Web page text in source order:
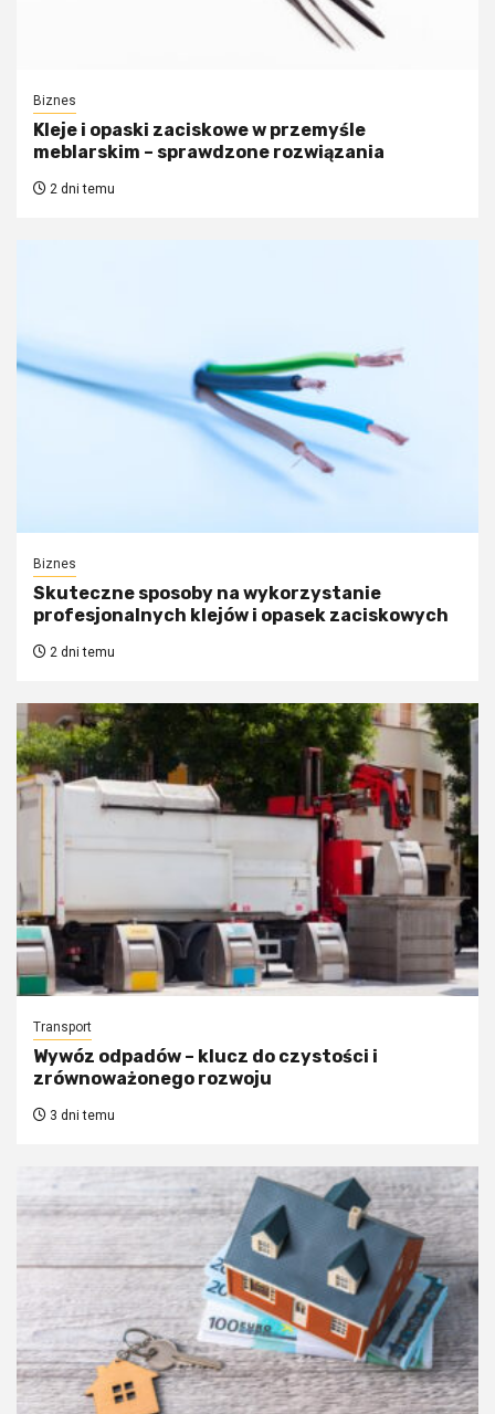
Biznes
Kleje i opaski zaciskowe w przemyśle
meblarskim – sprawdzone rozwiązania
2 dni temu
Biznes
Skuteczne sposoby na wykorzystanie
profesjonalnych klejów i opasek zaciskowych
2 dni temu
Transport
Wywóz odpadów – klucz do czystości i
zrównoważonego rozwoju
3 dni temu